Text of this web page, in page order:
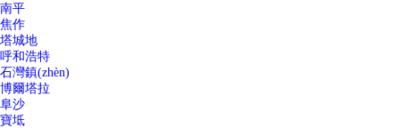
南平
焦作
塔城地
呼和浩特
石灣鎮(zhèn)
博爾塔拉
阜沙
寶坻